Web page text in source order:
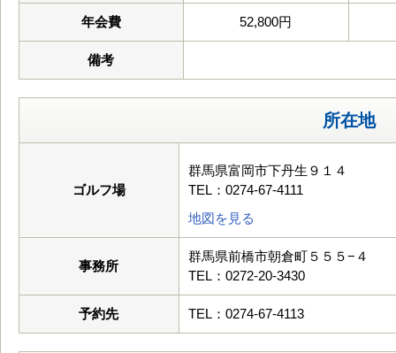
年会費 52,800円
備考
所在地
ゴルフ場
群馬県富岡市下丹生９１４
TEL：0274-67-4111
地図を見る
事務所
群馬県前橋市朝倉町５５５−４
TEL：0272-20-3430
予約先 TEL：0274-67-4113